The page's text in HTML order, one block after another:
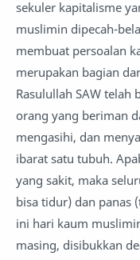
sekuler kapitalisme
muslimin dipecah-
membuat persoalan
merupakan bagian
Rasulullah SAW telah
orang yang beriman
mengasihi, dan
ibarat satu tubuh.
yang sakit, maka
bisa tidur) dan panas
ini hari kaum
masing, disibukkan